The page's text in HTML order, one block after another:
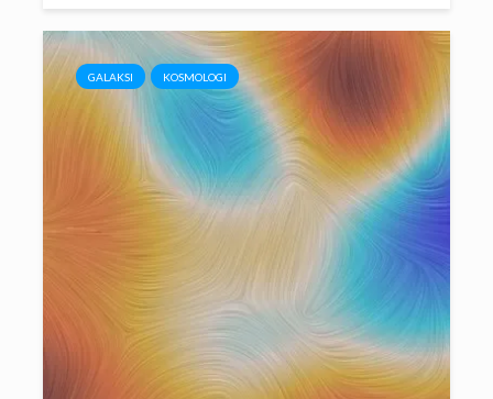
GALAKSI KOSMOLOGI